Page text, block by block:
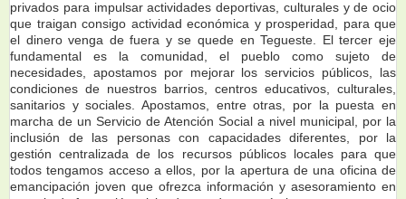
privados para impulsar actividades deportivas, culturales y de ocio
que traigan consigo actividad económica y prosperidad, para que
el dinero venga de fuera y se quede en Tegueste. El tercer eje
fundamental es la comunidad, el pueblo como sujeto de
necesidades, apostamos por mejorar los servicios públicos, las
condiciones de nuestros barrios, centros educativos, culturales,
sanitarios y sociales. Apostamos, entre otras, por la puesta en
marcha de un Servicio de Atención Social a nivel municipal, por la
inclusión de las personas con capacidades diferentes, por la
gestión centralizada de los recursos públicos locales para que
todos tengamos acceso a ellos, por la apertura de una oficina de
emancipación joven que ofrezca información y asesoramiento en